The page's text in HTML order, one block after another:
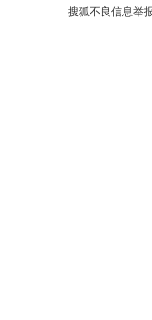
搜狐不良信息举